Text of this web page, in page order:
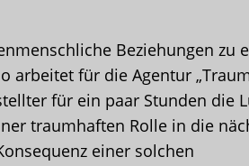
Beziehungen zu
arbeitet für die Agentur
für ein paar Stunden die
traumhaften Rolle in die
einer solchen